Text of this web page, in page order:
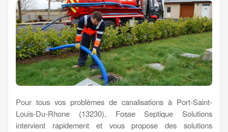
Pour tous vos problèmes de canalisations à Port-Saint-
Louis-Du-Rhone (13230), Fosse Septique Solutions
intervient rapidement et vous propose des solutions